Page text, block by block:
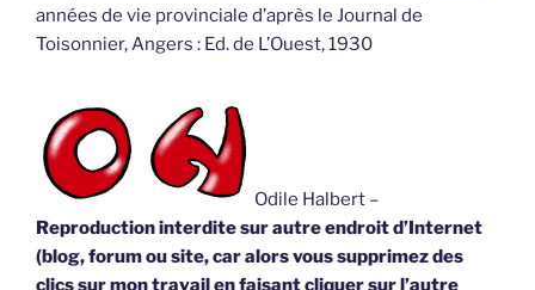
années de vie provinciale d’après le Journal de
Toisonnier, Angers : Ed. de L’Ouest, 1930
Odile Halbert –
Reproduction interdite sur autre endroit d’Internet
(blog, forum ou site, car alors vous supprimez des
clics sur mon travail en faisant cliquer sur l’autre